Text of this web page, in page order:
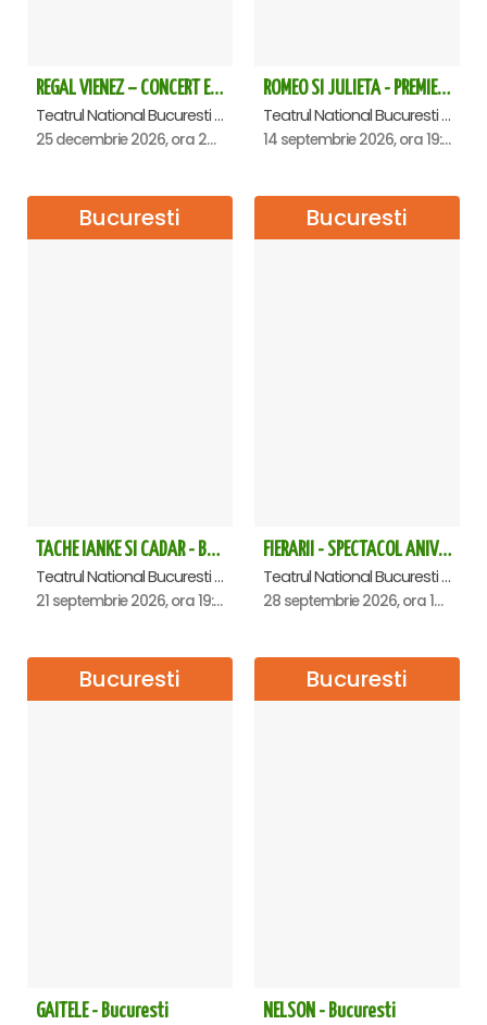
REGAL VIENEZ – CONCERT EXTRAORDINAR DE CRACIUN - Bucuresti
Teatrul National Bucuresti - Sala Ion Caramitru, Bucuresti
25 decembrie 2026, ora 20:00
ROMEO SI JULIETA - PREMIERA OFICIALA - Bucuresti
Teatrul National Bucuresti - Sala Ion Caramitru, Bucuresti
14 septembrie 2026, ora 19:00
Bucuresti
TACHE IANKE SI CADAR - Bucuresti
Teatrul National Bucuresti - Sala Ion Caramitru, Bucuresti
21 septembrie 2026, ora 19:00
Bucuresti
FIERARII - SPECTACOL ANIVERSAR GEORGE MIHĂIȚĂ
Teatrul National Bucuresti - Sala Ion Caramitru, Bucuresti
28 septembrie 2026, ora 19:00
Bucuresti
GAITELE - Bucuresti
Bucuresti
NELSON - Bucuresti